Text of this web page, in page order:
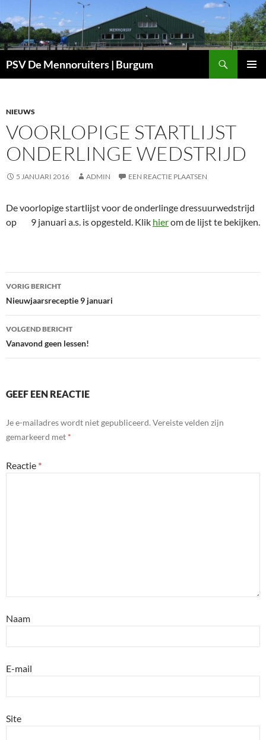
naar
de
inhoud
PSV De Mennoruiters | Burgum
NIEUWS
VOORLOPIGE STARTLIJST
ONDERLINGE WEDSTRIJD
5 JANUARI 2016 ADMIN EEN REACTIE PLAATSEN
De voorlopige startlijst voor de onderlinge dressuurwedstrijd
op 9 januari a.s. is opgesteld. Klik hierom de lijst te bekijken.
Bericht
navigatie
VORIG BERICHT
Nieuwjaarsreceptie 9 januari
VOLGEND BERICHT
Vanavond geen lessen!
GEEF EEN REACTIE
Je e-mailadres wordt niet gepubliceerd.Vereiste velden zijn
gemarkeerd met *
Reactie *
Naam
E-mail
Site